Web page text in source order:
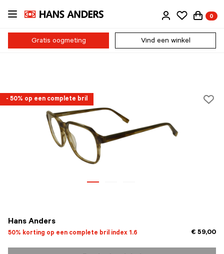
Ga
naar
inhoud
0
Gratis oogmeting Vind een winkel
- 50% op een complete bril
Hans Anders
50% korting op een complete bril index 1.6 € 59,00